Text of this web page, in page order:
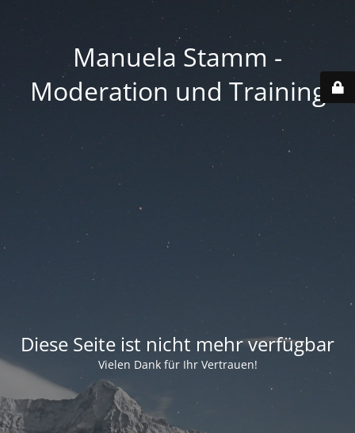
Manuela Stamm -
Moderation und Training
Diese Seite ist nicht mehr verfügbar
Vielen Dank für Ihr Vertrauen!